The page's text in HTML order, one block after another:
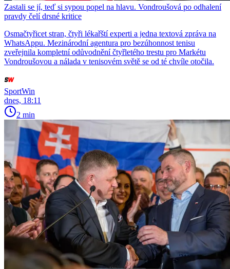
Zastali se jí, teď si sypou popel na hlavu. Vondroušová po odhalení
pravdy čelí drsné kritice
Osmačtyřicet stran, čtyři lékařští experti a jedna textová zpráva na
WhatsAppu. Mezinárodní agentura pro bezúhonnost tenisu
zveřejnila kompletní odůvodnění čtyřletého trestu pro Markétu
Vondroušovou a nálada v tenisovém světě se od té chvíle otočila.
SportWin
dnes, 18:11
2 min